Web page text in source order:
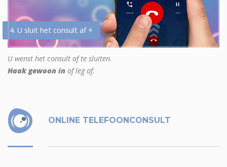
4. U sluit het consult af +
U wenst het consult af te sluiten.
Haak gewoon in of leg af.
ONLINE TELEFOONCONSULT